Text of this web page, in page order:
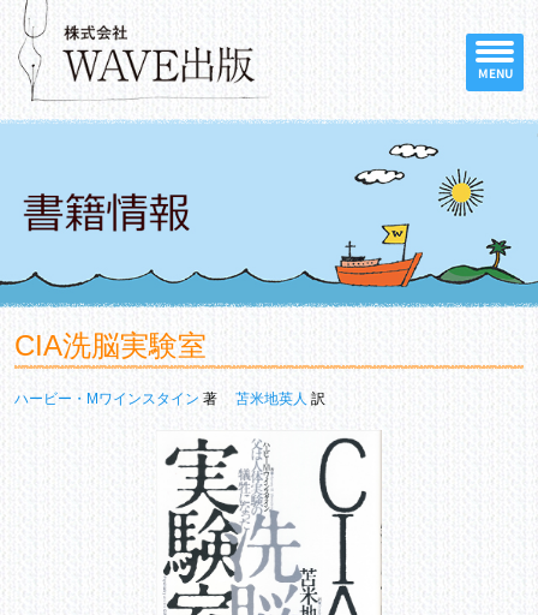
MENU
CIA洗脳実験室
ハービー・Mワインスタイン 著 苫米地英人 訳